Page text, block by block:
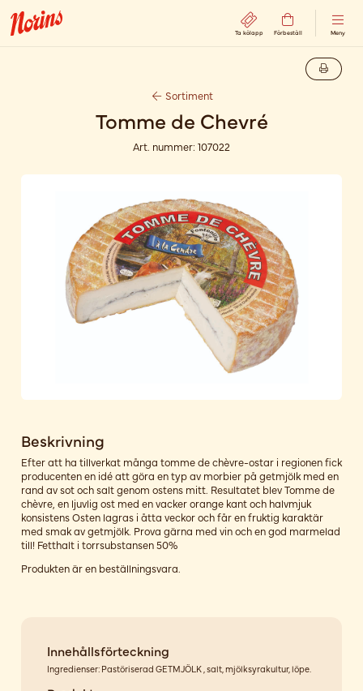
Ta kölapp Förbeställ Meny
Sortiment
Tomme de Chevré
Art. nummer: 107022
Beskrivning
Efter att ha tillverkat många tomme de chèvre-ostar i regionen fick
producenten en idé att göra en typ av morbier på getmjölk med en
rand av sot och salt genom ostens mitt. Resultatet blev Tomme de
chèvre, en ljuvlig ost med en vacker orange kant och halvmjuk
konsistens Osten lagras i åtta veckor och får en fruktig karaktär
med smak av getmjölk. Prova gärna med vin och en god marmelad
till! Fetthalt i torrsubstansen 50%
Produkten är en beställningsvara.
Innehållsförteckning
Ingredienser: Pastöriserad GETMJÖLK , salt, mjölksyrakultur, löpe.